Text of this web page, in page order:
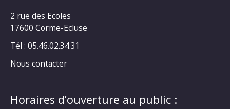
2 rue des Ecoles
17600 Corme-Ecluse
Tél : 05.46.02.34.31
Nous contacter
Horaires d’ouverture au public :